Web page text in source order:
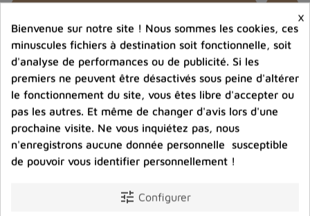
Ajouter au panier favorite_border
Ajouter à la comparaison
help_outline Posez une question sur ce produit
Photos contractuelles. Vous recevrez ce que vous
×
Bienvenue sur notre site ! Nous sommes les cookies, ces
minuscules fichiers à destination soit fonctionnelle, soit
d'analyse de performances ou de publicité. Si les
premiers ne peuvent être désactivés sous peine d'altérer
le fonctionnement du site, vous êtes libre d'accepter ou
pas les autres. Et même de changer d'avis lors d'une
prochaine visite. Ne vous inquiétez pas, nous
n'enregistrons aucune donnée personnelle susceptible
de pouvoir vous identifier personnellement !
tune Configurer